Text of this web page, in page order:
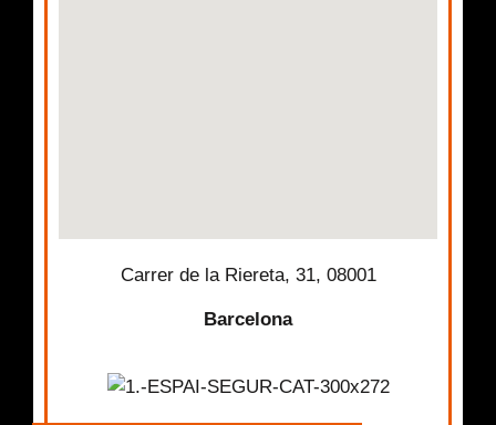
Carrer de la Riereta, 31, 08001
Barcelona